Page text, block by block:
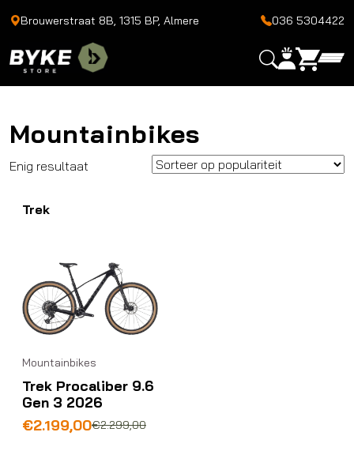
Brouwerstraat 8B, 1315 BP, Almere 036 5304422
Mountainbikes
Enig resultaat
Trek
Mountainbikes
Trek Procaliber 9.6
Gen 3 2026
€2.299,00
Oorspronkelijke
€2.199,00
Huidige